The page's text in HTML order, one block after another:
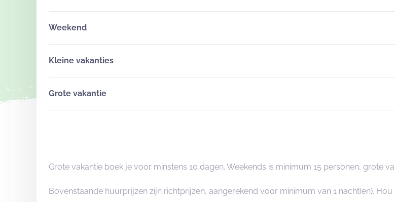
Weekend
Kleine vakanties
Grote vakantie
Grote vakantie boek je voor minstens 10 dagen. Weekends is minimum 15 personen, grote
Bovenstaande huurprijzen zijn richtprijzen, aangerekend voor minimum van 1 nacht(en).